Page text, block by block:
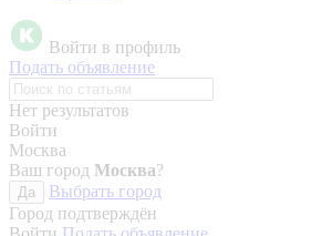
Войти в профиль
Подать объявление
Нет результатов
Войти
Москва
Ваш город Москва?
Да
Выбрать город
Город подтверждён